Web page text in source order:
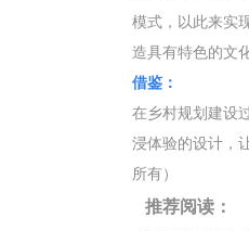
模式，以此来实
造具有特色的文
借鉴：
在乡村规划建设
浸体验的设计，
所有）
推荐阅读：